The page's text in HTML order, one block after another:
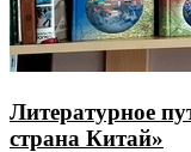
Литературное
страна Китай»